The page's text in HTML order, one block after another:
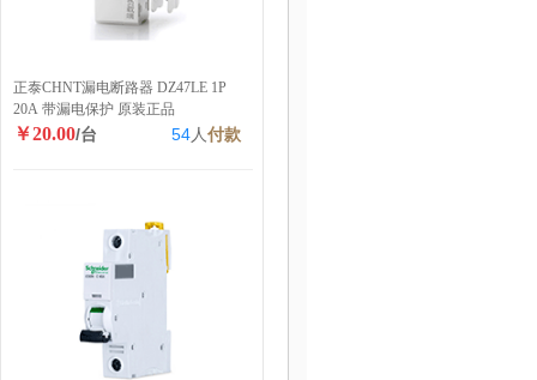
正泰CHNT漏电断路器 DZ47LE 1P
20A 带漏电保护 原装正品
￥20.00/台 54人付款